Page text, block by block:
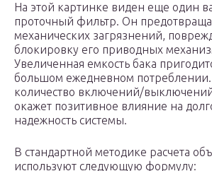
На этой картинке виден еще один
проточный фильтр. Он
механических загрязнений,
блокировку его приводных
Увеличенная емкость бака
большом ежедневном
количество включений/выключений
окажет позитивное влияние на
надежность системы.
В стандартной методике расчета
используют следующую формулу: